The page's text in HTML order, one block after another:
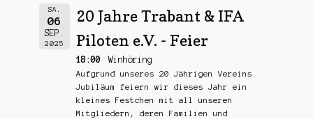
Impressum/Datenschutz
SA.
06
SEP.
2025
20 Jahre Trabant & IFA
Piloten e.V. - Feier
18:00 Winhöring
Aufgrund unseres 20 Jährigen Vereins
Jubiläum feiern wir dieses Jahr ein
kleines Festchen mit all unseren
Mitgliedern, deren Familien und